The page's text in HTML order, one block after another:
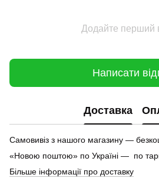
Додайте перший
Написати
Доставка
Самовивіз з нашого магазину —
«Новою поштою» по Україні — по
Більше інформації про доставку